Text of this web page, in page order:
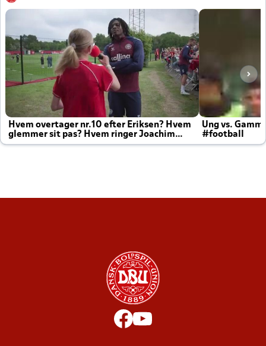
Hvem overtager nr.10 efter Eriksen? Hvem
glemmer sit pas? Hvem ringer Joachim
altid til efter kampe?
Ung vs.
#football